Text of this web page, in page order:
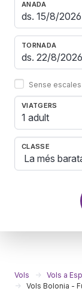
ANADA
TORNADA
Sense escales
VIATGERS
1 adult
CLASSE
Vols Vols a
Vols Bolonia -